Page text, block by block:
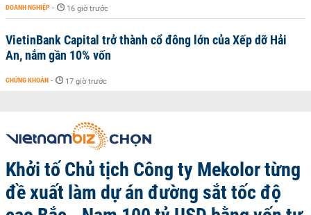
DOANH NGHIỆP - 16 giờ trước
VietinBank Capital trở thành cổ đông lớn của Xếp dỡ Hải
An, nắm gần 10% vốn
CHỨNG KHOÁN - 17 giờ trước
Khởi tố Chủ tịch Công ty Mekolor từng
đề xuất làm dự án đường sắt tốc độ